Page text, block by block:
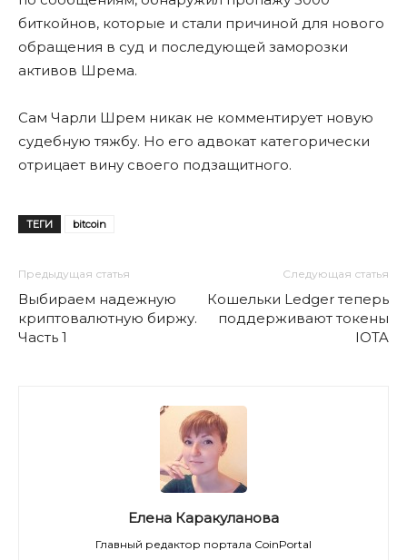
биткойнов, которые и стали причиной для нового
обращения в суд и последующей заморозки
активов Шрема.
Сам Чарли Шрем никак не комментирует новую
судебную тяжбу. Но его адвокат категорически
отрицает вину своего подзащитного.
ТЕГИ bitcoin
Предыдущая статья
Выбираем надежную
криптовалютную биржу.
Часть 1
Следующая статья
Кошельки Ledger теперь
поддерживают токены
IOTA
Елена Каракуланова
Главный редактор портала CoinPortal